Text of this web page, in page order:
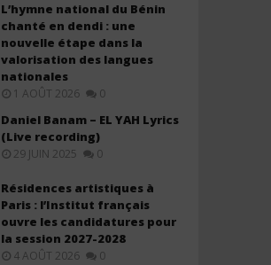
L’hymne national du Bénin
chanté en dendi : une
nouvelle étape dans la
valorisation des langues
nationales
1 AOÛT 2026 0
Daniel Banam – EL YAH Lyrics
(Live recording)
29 JUIN 2025 0
Résidences artistiques à
Paris : l’Institut français
ouvre les candidatures pour
la session 2027-2028
4 AOÛT 2026 0